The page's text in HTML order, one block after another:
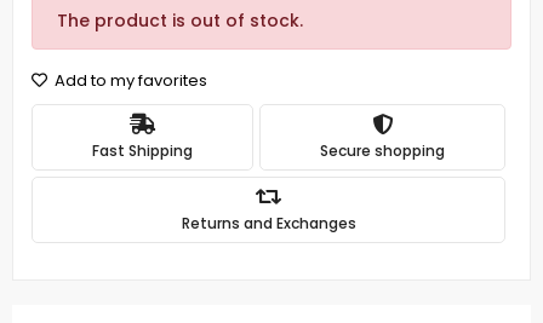
The product is out of stock.
Add to my favorites
Fast Shipping Secure shopping
Returns and Exchanges